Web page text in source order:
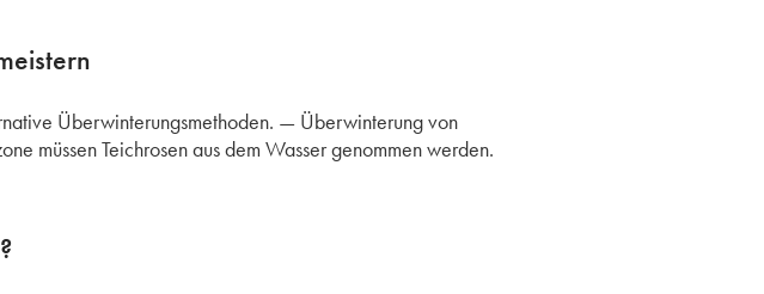
Überwinterungsmethoden. — Überwinterung von
müssen Teichrosen aus dem Wasser genommen werden.